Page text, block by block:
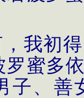
我初
罗蜜多
子、善